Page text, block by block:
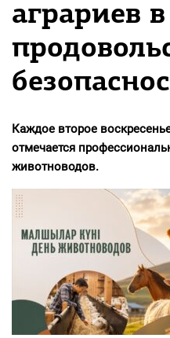
аграриев в
Каждое второе
отмечается
животноводов.